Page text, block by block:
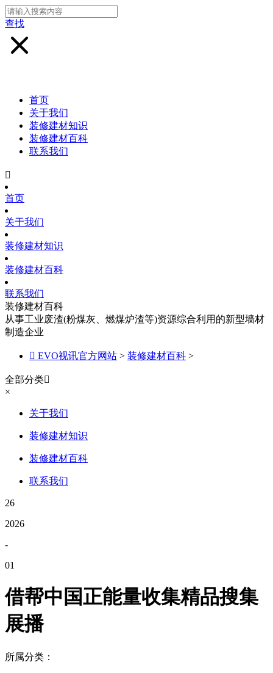
查找
首页
关于我们
装修建材知识
装修建材百科
联系我们

首页
关于我们
装修建材知识
装修建材百科
联系我们
装修建材百科
从事工业废渣(粉煤灰、燃煤炉渣等)资源综合利用的新型墙材
制造企业
 EVO视讯官方网站 > 装修建材百科 >
全部分类
×
关于我们
装修建材知识
装修建材百科
联系我们
26
2026
-
01
借帮中国正能量收集精品搜集
展播
所属分类：